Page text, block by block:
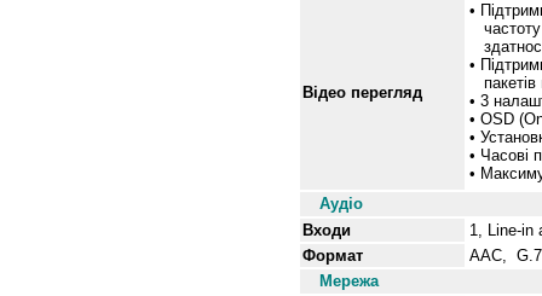
Відео перегляд
•
частоту
•
пакетів
• 3
• OSD
•
• Часові
•
Аудіо
Входи
1, Line-in
Формат
AAC,
Мережа